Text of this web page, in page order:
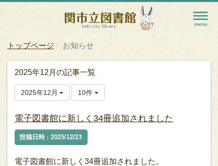
トップページ お知らせ
2025年12月の記事一覧
2025年12月 10件
電子図書館に新しく34冊追加されました
投稿日時 : 2025/12/23
電子図書館に新しく34冊追加されました。